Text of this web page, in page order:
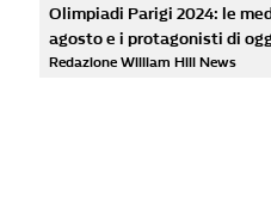
Olimpiadi Parigi 2024: le
agosto e i protagonisti di
Redazione William Hill News